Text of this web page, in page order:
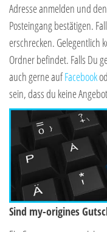
Adresse anmelden und
Posteingang bestätigen.
erschrecken. Gelegentlich
Ordner befindet. Falls Du
auch gerne aufFacebook
sein, dass du keine
Sind my-origines